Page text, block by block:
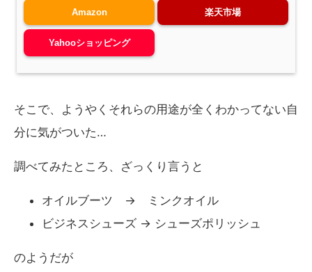
Amazon 楽天市場
Yahooショッピング
そこで、ようやくそれらの用途が全くわかってない自
分に気がついた…
調べてみたところ、ざっくり言うと
オイルブーツ → ミンクオイル
ビジネスシューズ → シューズポリッシュ
のようだが